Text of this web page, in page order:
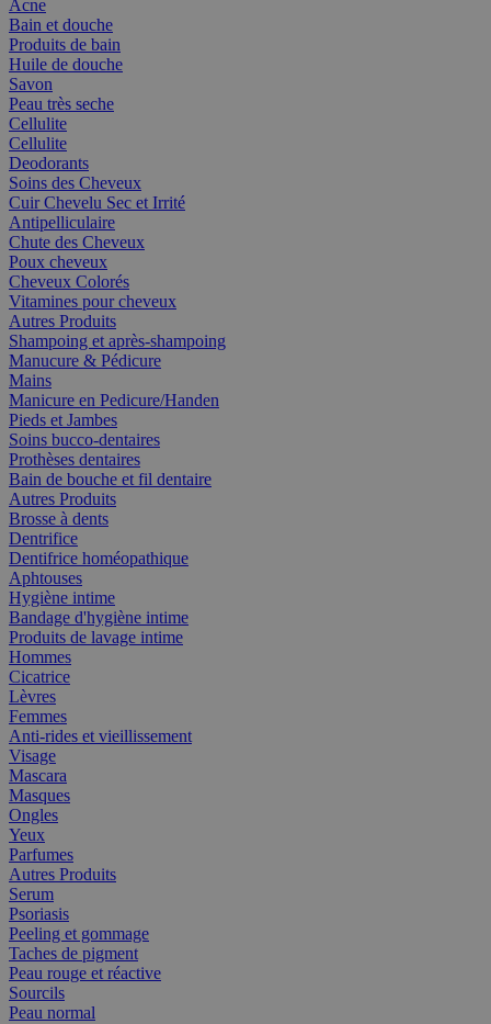
Acne
Bain et douche
Produits de bain
Huile de douche
Savon
Peau très seche
Cellulite
Cellulite
Deodorants
Soins des Cheveux
Cuir Chevelu Sec et Irrité
Antipelliculaire
Chute des Cheveux
Poux cheveux
Cheveux Colorés
Vitamines pour cheveux
Autres Produits
Shampoing et après-shampoing
Manucure & Pédicure
Mains
Manicure en Pedicure/Handen
Pieds et Jambes
Soins bucco-dentaires
Prothèses dentaires
Bain de bouche et fil dentaire
Autres Produits
Brosse à dents
Dentrifice
Dentifrice homéopathique
Aphtouses
Hygiène intime
Bandage d'hygiène intime
Produits de lavage intime
Hommes
Cicatrice
Lèvres
Femmes
Anti-rides et vieillissement
Visage
Mascara
Masques
Ongles
Yeux
Parfumes
Autres Produits
Serum
Psoriasis
Peeling et gommage
Taches de pigment
Peau rouge et réactive
Sourcils
Peau normal